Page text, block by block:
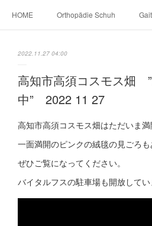
HOME Orthopädie Schuh
新卒者・中途者採用情報 介護シューズ ”
2022.11.27 04:00
高知市高須コスモス畑
中” 2022 11 27
高知市高須コスモス畑はただいま満
一面満開のピンクの絨毯の見ごろ
ぜひご覧になってください。
バイタルフスの駐車場も開放して